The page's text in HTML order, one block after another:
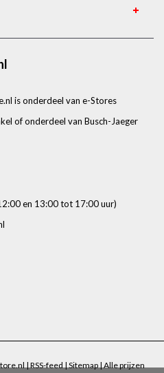
is onderdeel van e-Stores
of onderdeel van Busch-Jaeger
en 13:00 tot 17:00 uur)
| RSS-feed | Sitemap | Alle prijzen